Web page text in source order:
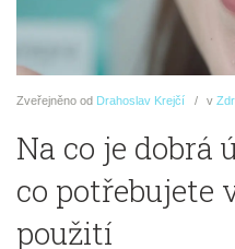
Zveřejněno od Drahoslav Krejčí v
Na co je dobrá
co potřebujete
použití